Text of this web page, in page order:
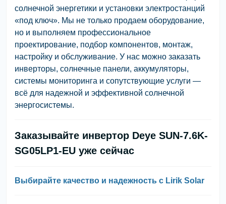
солнечной энергетики и установки электростанций
«под ключ». Мы не только продаем оборудование,
но и выполняем профессиональное
проектирование, подбор компонентов, монтаж,
настройку и обслуживание. У нас можно заказать
инверторы, солнечные панели, аккумуляторы,
системы мониторинга и сопутствующие услуги —
всё для надежной и эффективной солнечной
энергосистемы.
Заказывайте инвертор Deye SUN-7.6K-
SG05LP1-EU уже сейчас
Выбирайте качество и надежность с Lirik Solar